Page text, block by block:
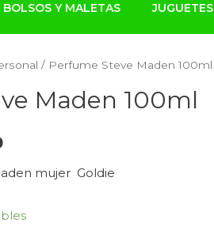
BOLSOS Y MALETAS JUGUETES
/ Perfume Steve Maden 100ml
Maden 100ml
mujer Goldie